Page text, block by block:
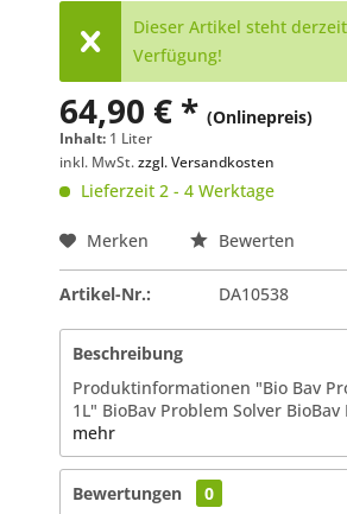
Dieser Artikel steht
Verfügung!
64,90 € * (Onlinepreis)
Inhalt: 1 Liter
inkl. MwSt.zzgl. Versandkosten
Lieferzeit 2 - 4 Werktage
Merken Bewerten
Artikel-Nr.: DA10538
Beschreibung
Produktinformationen "Bio Bav
1L" BioBav Problem Solver
mehr
Bewertungen
0